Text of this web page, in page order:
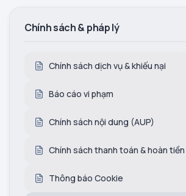
Chính sách & pháp lý
Chính sách dịch vụ & khiếu nại
Báo cáo vi phạm
Chính sách nội dung (AUP)
Chính sách thanh toán & hoàn tiền
Thông báo Cookie